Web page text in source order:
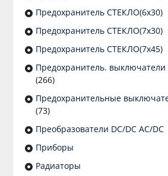
Предохранитель СТЕКЛО(6х30)
Предохранитель СТЕКЛО(7х30)
Предохранитель СТЕКЛО(7х45)
Предохранитель.
(266)
Предохранительные
(73)
Преобразователи DC/DC AC/DC
Приборы
Радиаторы